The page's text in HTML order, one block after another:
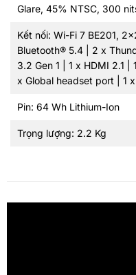
Glare, 45% NTSC, 300
Kết nối: Wi-Fi 7 BE201,
Bluetooth® 5.4 | 2 x
3.2 Gen 1 | 1 x HDMI 2.1 |
x Global headset port | 1
Pin: 64 Wh Lithium-Ion
Trọng lượng: 2.2 Kg